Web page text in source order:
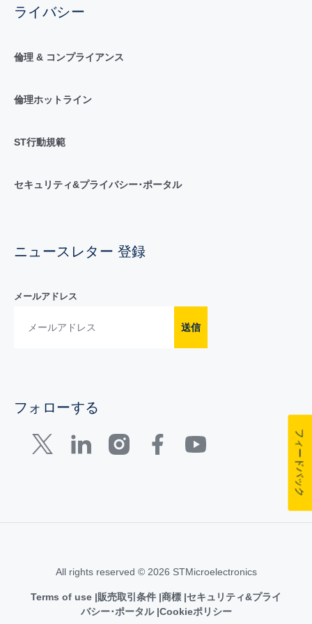
ライバシー
倫理 & コンプライアンス
倫理ホットライン
ST行動規範
セキュリティ&プライバシー･ポータル
ニュースレター 登録
メールアドレス
送信
フォローする
All rights reserved © 2026 STMicroelectronics
Terms of use 販売取引条件 商標 セキュリティ&プライ
バシー･ポータル Cookieポリシー
フィードバック